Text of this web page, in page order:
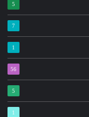
5
7
1
56
5
1